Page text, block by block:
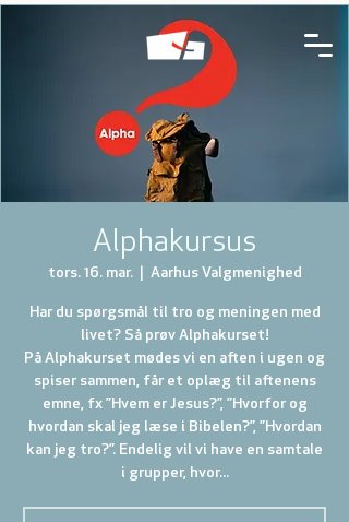
Alphakursus
tors. 16. mar.
  |
Aarhus Valgmenighed
Har du spørgsmål til tro og meningen med
livet? Så prøv Alphakurset!
På Alphakurset mødes vi en aften i ugen og
spiser sammen, får et oplæg til aftenens
emne, fx ”Hvem er Jesus?”, ”Hvorfor og
hvordan skal jeg læse i Bibelen?”, ”Hvordan
kan jeg tro?”. Endelig vil vi have en samtale
i grupper, hvor...